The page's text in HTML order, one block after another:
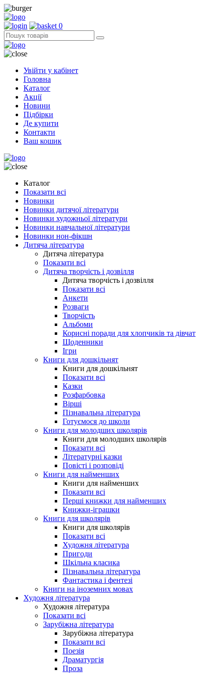
0
Увійти у кабінет
Головна
Каталог
Акції
Новини
Підбірки
Де купити
Контакти
Ваш кошик
Каталог
Показати всі
Новинки
Новинки дитячої літератури
Новинки художньої літератури
Новинки навчальної літератури
Новинки нон-фікшн
Дитяча література
Дитяча література
Показати всі
Дитяча творчість і дозвілля
Дитяча творчість і дозвілля
Показати всі
Анкети
Розваги
Творчість
Альбоми
Корисні поради для хлопчиків та дівчат
Щоденники
Ігри
Книги для дошкільнят
Книги для дошкільнят
Показати всі
Казки
Розфарбовка
Вірші
Пізнавальна література
Готуємося до школи
Книги для молодших школярів
Книги для молодших школярів
Показати всі
Літературні казки
Повісті і розповіді
Книги для найменших
Книги для найменших
Показати всі
Перші книжки для найменших
Книжки-іграшки
Книги для школярів
Книги для школярів
Показати всі
Художня література
Пригоди
Шкільна класика
Пізнавальна література
Фантастика і фентезі
Книги на іноземних мовах
Художня література
Художня література
Показати всі
Зарубіжна література
Зарубіжна література
Показати всі
Поезія
Драматургія
Проза